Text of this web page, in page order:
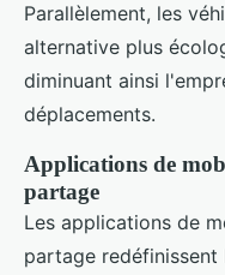
Parallèlement, les
alternative plus
diminuant ainsi
déplacements.
Applications de
partage
Les applications de
partage